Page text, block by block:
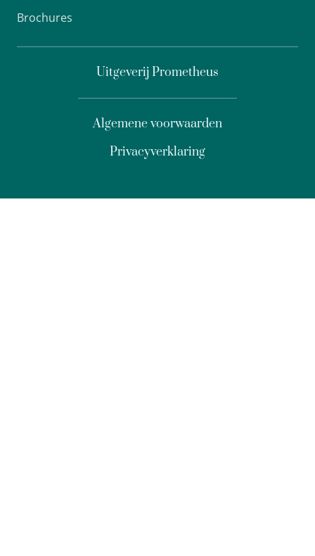
Brochures
Uitgeverij Prometheus
Privacyverklaring
Algemene voorwaarden